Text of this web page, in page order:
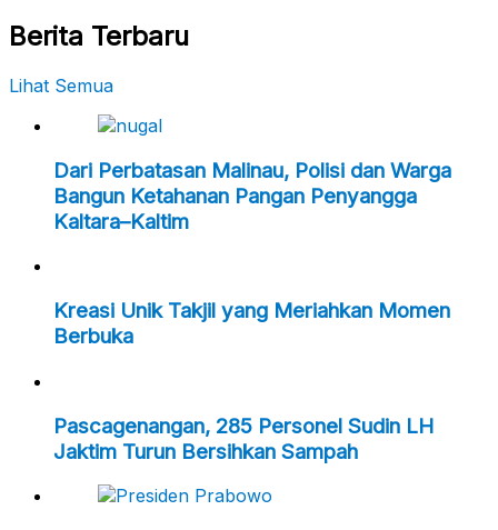
Berita Terbaru
Lihat Semua
Dari Perbatasan Malinau, Polisi dan Warga
Bangun Ketahanan Pangan Penyangga
Kaltara–Kaltim
Kreasi Unik Takjil yang Meriahkan Momen
Berbuka
Pascagenangan, 285 Personel Sudin LH
Jaktim Turun Bersihkan Sampah